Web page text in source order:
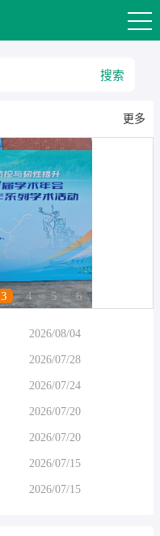
搜索
更多
3 4 5 6
2026/08/04
2026/07/28
2026/07/24
2026/07/20
2026/07/20
2026/07/15
2026/07/15